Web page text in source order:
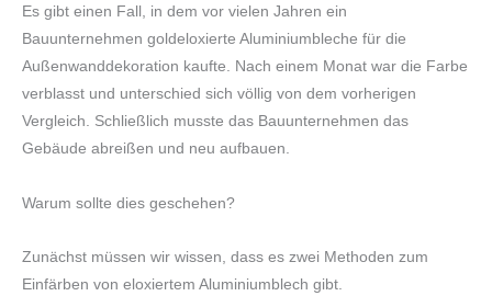
Es gibt einen Fall, in dem vor vielen Jahren ein
Bauunternehmen goldeloxierte Aluminiumbleche für die
Außenwanddekoration kaufte. Nach einem Monat war die Farbe
verblasst und unterschied sich völlig von dem vorherigen
Vergleich. Schließlich musste das Bauunternehmen das
Gebäude abreißen und neu aufbauen.
Warum sollte dies geschehen?
Zunächst müssen wir wissen, dass es zwei Methoden zum
Einfärben von eloxiertem Aluminiumblech gibt.